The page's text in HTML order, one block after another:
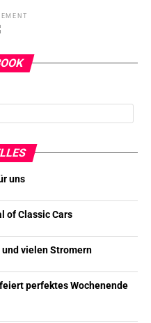
uns
of Classic Cars
vielen Stromern
perfektes Wochenende